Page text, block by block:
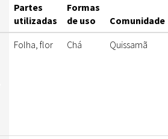
Partes
utilizadas
Formas
de uso
Comunidade
Folha, flor Chá Quissamã